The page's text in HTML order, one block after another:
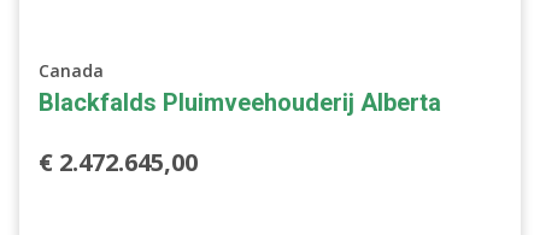
Canada
Blackfalds Pluimveehouderij Alberta
€ 2.472.645,00